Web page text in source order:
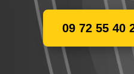
09 72 55 40